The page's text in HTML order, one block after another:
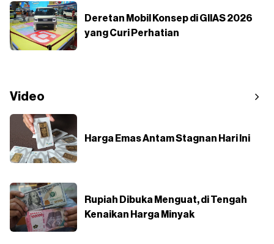
Deretan Mobil Konsep di GIIAS 2026
yang Curi Perhatian
Video
Harga Emas Antam Stagnan Hari Ini
Rupiah Dibuka Menguat, di Tengah
Kenaikan Harga Minyak